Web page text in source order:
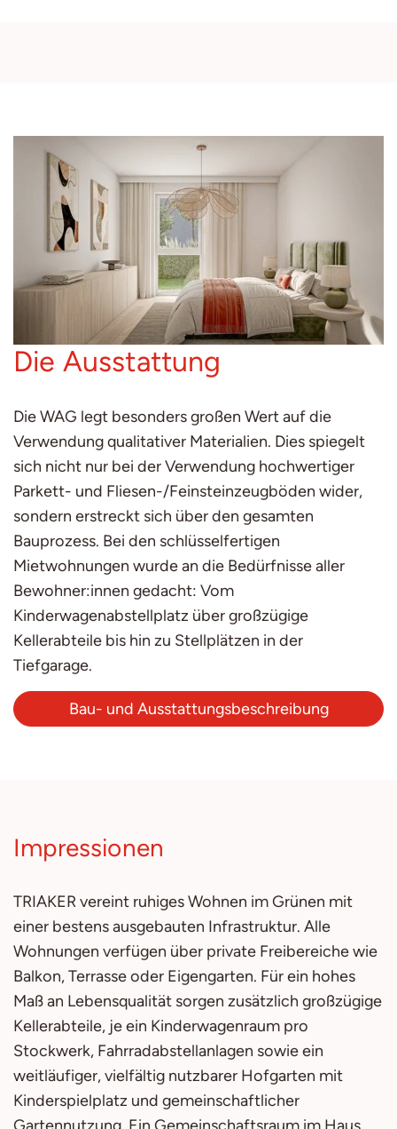
Die Ausstattung
Die WAG legt besonders großen Wert auf die
Verwendung qualitativer Materialien. Dies spiegelt
sich nicht nur bei der Verwendung hochwertiger
Parkett- und Fliesen-/Feinsteinzeugböden wider,
sondern erstreckt sich über den gesamten
Bauprozess. Bei den schlüsselfertigen
Mietwohnungen wurde an die Bedürfnisse aller
Bewohner:innen gedacht: Vom
Kinderwagenabstellplatz über großzügige
Kellerabteile bis hin zu Stellplätzen in der
Tiefgarage.
Bau- und Ausstattungsbeschreibung
Impressionen
TRIAKER vereint ruhiges Wohnen im Grünen mit
einer bestens ausgebauten Infrastruktur. Alle
Wohnungen verfügen über private Freibereiche wie
Balkon, Terrasse oder Eigengarten. Für ein hohes
Maß an Lebensqualität sorgen zusätzlich großzügige
Kellerabteile, je ein Kinderwagenraum pro
Stockwerk, Fahrradabstellanlagen sowie ein
weitläufiger, vielfältig nutzbarer Hofgarten mit
Kinderspielplatz und gemeinschaftlicher